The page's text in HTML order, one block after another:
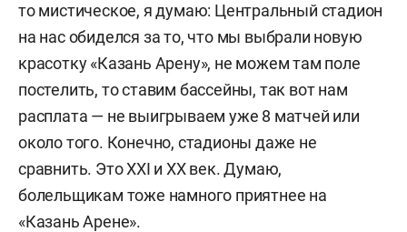
то мистическое, я думаю: Центральный стадион
на нас обиделся за то, что мы выбрали новую
красотку «Казань Арену», не можем там поле
постелить, то ставим бассейны, так вот нам
расплата — не выигрываем уже 8 матчей или
около того. Конечно, стадионы даже не
сравнить. Это XXI и XX век. Думаю,
болельщикам тоже намного приятнее на
«Казань Арене».